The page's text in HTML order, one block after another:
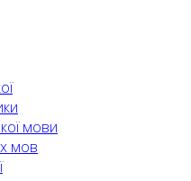
мови
мов